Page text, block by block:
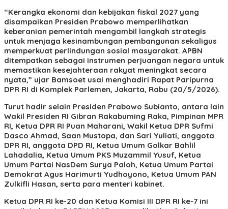
“Kerangka ekonomi dan kebijakan fiskal 2027 yang
disampaikan Presiden Prabowo memperlihatkan
keberanian pemerintah mengambil langkah strategis
untuk menjaga kesinambungan pembangunan sekaligus
memperkuat perlindungan sosial masyarakat. APBN
ditempatkan sebagai instrumen perjuangan negara untuk
memastikan kesejahteraan rakyat meningkat secara
nyata,” ujar Bamsoet usai menghadiri Rapat Paripurna
DPR RI di Komplek Parlemen, Jakarta, Rabu (20/5/2026).
Turut hadir selain Presiden Prabowo Subianto, antara lain
Wakil Presiden RI Gibran Rakabuming Raka, Pimpinan MPR
RI, Ketua DPR RI Puan Maharani, Wakil Ketua DPR Sufmi
Dasco Ahmad, Saan Mustopa, dan Sari Yuliati, anggota
DPR RI, anggota DPD RI, Ketua Umum Golkar Bahlil
Lahadalia, Ketua Umum PKS Muzammil Yusuf, Ketua
Umum Partai NasDem Surya Paloh, Ketua Umum Partai
Demokrat Agus Harimurti Yudhoyono, Ketua Umum PAN
Zulkifli Hasan, serta para menteri kabinet.
Ketua DPR RI ke-20 dan Ketua Komisi III DPR RI ke-7 ini